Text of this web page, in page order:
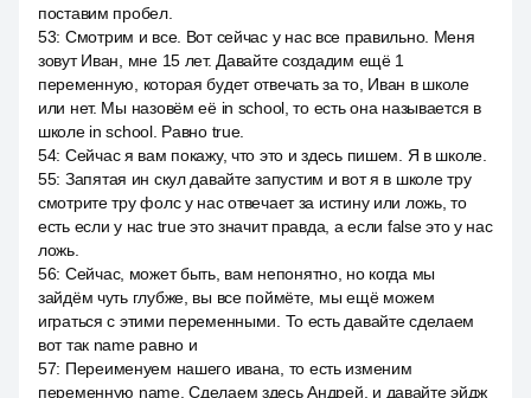
поставим пробел.
53: Смотрим и все. Вот сейчас у нас все правильно. Меня
зовут Иван, мне 15 лет. Давайте создадим ещё 1
переменную, которая будет отвечать за то, Иван в школе
или нет. Мы назовём её in school, то есть она называется в
школе in school. Равно true.
54: Сейчас я вам покажу, что это и здесь пишем. Я в школе.
55: Запятая ин скул давайте запустим и вот я в школе тру
смотрите тру фолс у нас отвечает за истину или ложь, то
есть если у нас true это значит правда, а если false это у нас
ложь.
56: Сейчас, может быть, вам непонятно, но когда мы
зайдём чуть глубже, вы все поймёте, мы ещё можем
играться с этими переменными. То есть давайте сделаем
вот так name равно и
57: Переименуем нашего ивана, то есть изменим
переменную name. Сделаем здесь Андрей, и давайте эйдж